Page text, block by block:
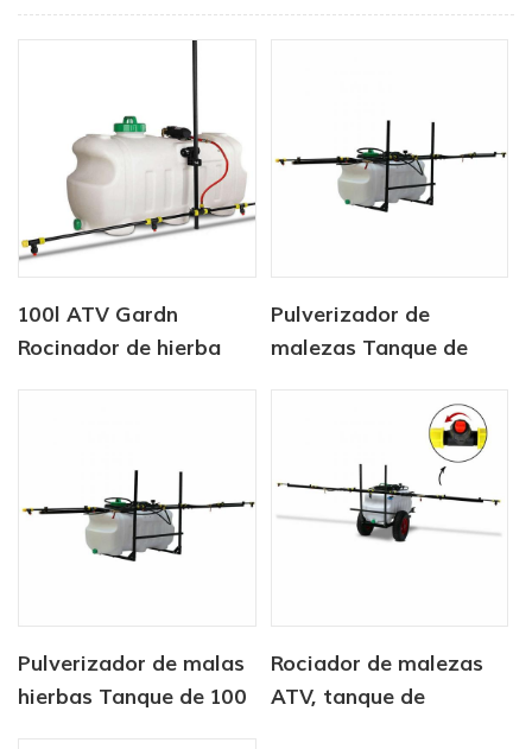
100l ATV Gardn
Rocinador de hierba
Pulverizador de
malezas Tanque de
de pluma de 5 m
Pulverizador de malas
hierbas Tanque de 100
Rociador de malezas
ATV, tanque de